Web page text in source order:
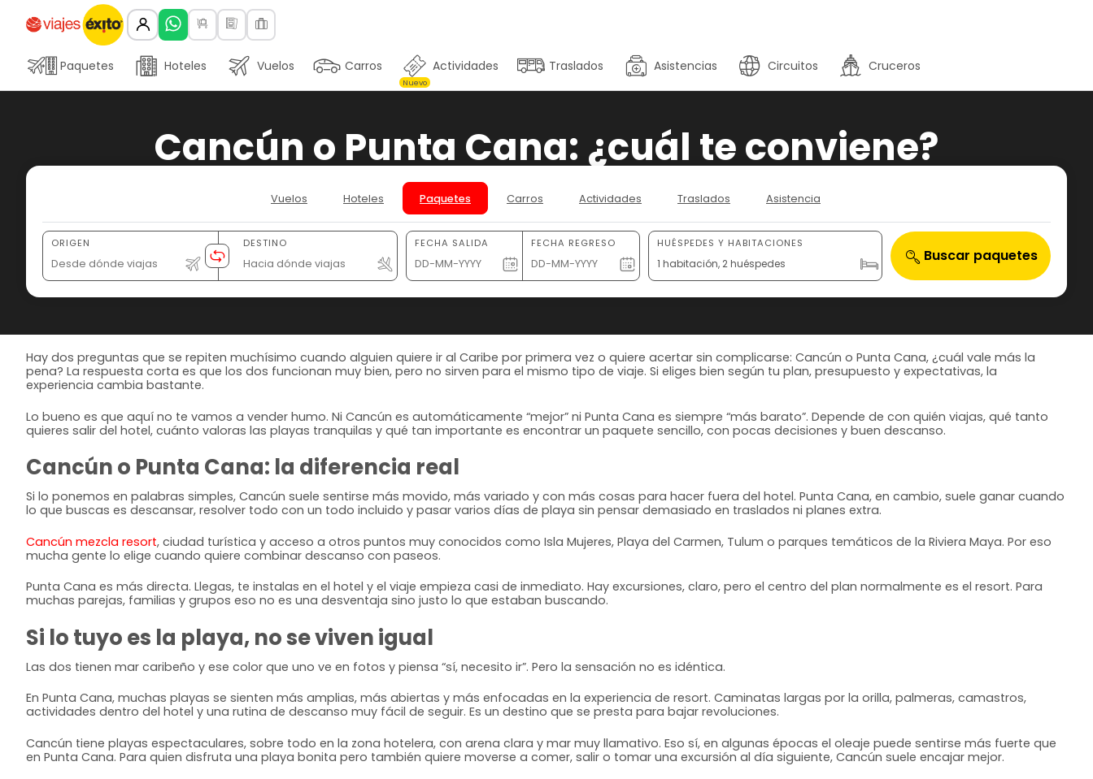
Paquetes Hoteles Vuelos Carros Actividades
Nuevo
Traslados Asistencias Circuitos Cruceros
Cancún o Punta Cana: ¿cuál te conviene?
Vuelos Hoteles Paquetes Carros Actividades Traslados Asistencia
ORIGEN DESTINO FECHA SALIDA FECHA REGRESO HUÉSPEDES Y HABITACIONES
1 habitación, 2 huéspedes Buscar paquetes
Hay dos preguntas que se repiten muchísimo cuando alguien quiere ir al Caribe por primera vez o quiere acertar sin complicarse: Cancún o Punta Cana, ¿cuál vale más la
pena? La respuesta corta es que los dos funcionan muy bien, pero no sirven para el mismo tipo de viaje. Si eliges bien según tu plan, presupuesto y expectativas, la
experiencia cambia bastante.
Lo bueno es que aquí no te vamos a vender humo. Ni Cancún es automáticamente “mejor” ni Punta Cana es siempre “más barato”. Depende de con quién viajas, qué tanto
quieres salir del hotel, cuánto valoras las playas tranquilas y qué tan importante es encontrar un paquete sencillo, con pocas decisiones y buen descanso.
Cancún o Punta Cana: la diferencia real
Si lo ponemos en palabras simples, Cancún suele sentirse más movido, más variado y con más cosas para hacer fuera del hotel. Punta Cana, en cambio, suele ganar cuando
lo que buscas es descansar, resolver todo con un todo incluido y pasar varios días de playa sin pensar demasiado en traslados ni planes extra.
Cancún mezcla resort, ciudad turística y acceso a otros puntos muy conocidos como Isla Mujeres, Playa del Carmen, Tulum o parques temáticos de la Riviera Maya. Por eso
mucha gente lo elige cuando quiere combinar descanso con paseos.
Punta Cana es más directa. Llegas, te instalas en el hotel y el viaje empieza casi de inmediato. Hay excursiones, claro, pero el centro del plan normalmente es el resort. Para
muchas parejas, familias y grupos eso no es una desventaja sino justo lo que estaban buscando.
Si lo tuyo es la playa, no se viven igual
Las dos tienen mar caribeño y ese color que uno ve en fotos y piensa “sí, necesito ir”. Pero la sensación no es idéntica.
En Punta Cana, muchas playas se sienten más amplias, más abiertas y más enfocadas en la experiencia de resort. Caminatas largas por la orilla, palmeras, camastros,
actividades dentro del hotel y una rutina de descanso muy fácil de seguir. Es un destino que se presta para bajar revoluciones.
Cancún tiene playas espectaculares, sobre todo en la zona hotelera, con arena clara y mar muy llamativo. Eso sí, en algunas épocas el oleaje puede sentirse más fuerte que
en Punta Cana. Para quien disfruta una playa bonita pero también quiere moverse a comer, salir o tomar una excursión al día siguiente, Cancún suele encajar mejor.